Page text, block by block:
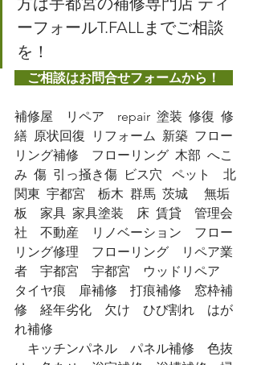
ーフォールT.FALLまでご相談
を！
ご相談はお問合せフォームから！
補修屋　リペア　repair  塗装  修復  修
繕  原状回復  リフォーム  新築  フロー
リング補修　フローリング  木部  へこ
み  傷  引っ掻き傷  ビス穴   ペット　北
関東  宇都宮　栃木  群馬  茨城　 無垢
板　家具  家具塗装　床  賃貸　管理会
社　不動産　リノベーション　フロー
リング修理　フローリング　リペア業
者　宇都宮　宇都宮　ウッドリペア
タイヤ痕　扉補修　打痕補修　窓枠補
修　経年劣化　欠け　ひび割れ　はが
れ補修
キッチンパネル　パネル補修　色抜